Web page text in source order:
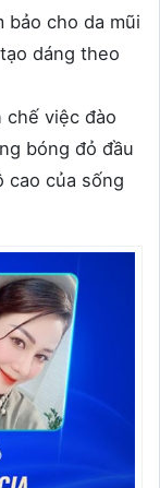
bảo cho da mũi
dáng theo
chế việc đào
bóng đỏ đầu
cao của sống